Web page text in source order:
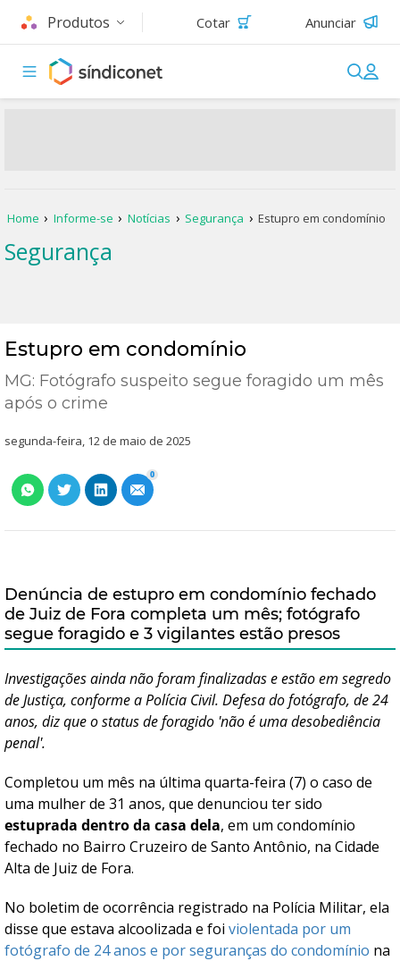
Produtos Cotar Anunciar
Home Informe-se Notícias Segurança Estupro em condomínio
Segurança
Estupro em condomínio
MG: Fotógrafo suspeito segue foragido um mês
após o crime
segunda-feira, 12 de maio de 2025
0
Denúncia de estupro em condomínio fechado
de Juiz de Fora completa um mês; fotógrafo
segue foragido e 3 vigilantes estão presos
Investigações ainda não foram finalizadas e estão em segredo
de Justiça, conforme a Polícia Civil. Defesa do fotógrafo, de 24
anos, diz que o status de foragido 'não é uma desobediência
penal'.
Completou um mês na última quarta-feira (7) o caso de
uma mulher de 31 anos, que denunciou ter sido
estuprada dentro da casa dela, em um condomínio
fechado no Bairro Cruzeiro de Santo Antônio, na Cidade
Alta de Juiz de Fora.
No boletim de ocorrência registrado na Polícia Militar, ela
disse que estava alcoolizada e foi violentada por um
fotógrafo de 24 anos e por seguranças do condomínio na